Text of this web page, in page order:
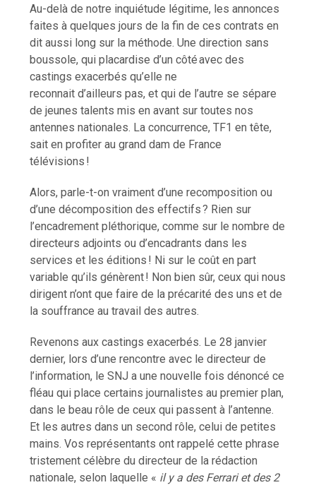
Au-delà de notre inquiétude légitime, les annonces
faites à quelques jours de la fin de ces contrats en
dit aussi long sur la méthode. Une direction sans
boussole, qui placardise d’un côté avec des
castings exacerbés qu’elle ne
reconnait d’ailleurs pas, et qui de l’autre se sépare
de jeunes talents mis en avant sur toutes nos
antennes nationales. La concurrence, TF1 en tête,
sait en profiter au grand dam de France
télévisions !
Alors, parle-t-on vraiment d’une recomposition ou
d’une décomposition des effectifs ? Rien sur
l’encadrement pléthorique, comme sur le nombre de
directeurs adjoints ou d’encadrants dans les
services et les éditions ! Ni sur le coût en part
variable qu’ils génèrent ! Non bien sûr, ceux qui nous
dirigent n’ont que faire de la précarité des uns et de
la souffrance au travail des autres.
Revenons aux castings exacerbés. Le 28 janvier
dernier, lors d’une rencontre avec le directeur de
l’information, le SNJ a une nouvelle fois dénoncé ce
fléau qui place certains journalistes au premier plan,
dans le beau rôle de ceux qui passent à l’antenne.
Et les autres dans un second rôle, celui de petites
mains. Vos représentants ont rappelé cette phrase
tristement célèbre du directeur de la rédaction
nationale, selon laquelle « il y a des Ferrari et des 2